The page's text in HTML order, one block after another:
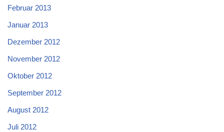
Februar 2013
Januar 2013
Dezember 2012
November 2012
Oktober 2012
September 2012
August 2012
Juli 2012